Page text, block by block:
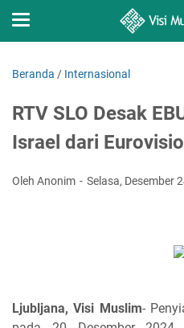
Beranda / Internasional
RTV SLO Desak
Israel dari
Oleh Anonim Selasa, Desember
Ljubljana, Visi Muslim-